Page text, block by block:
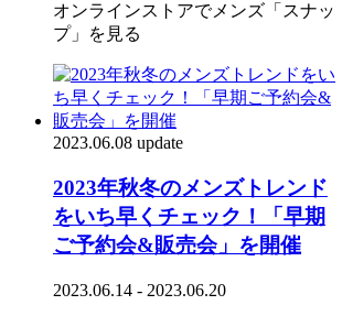
オンラインストアでメンズ「スナッ
プ」を見る
2023.06.08 update
2023年秋冬のメンズトレンド
をいち早くチェック！「早期
ご予約会&販売会」を開催
2023.06.14 - 2023.06.20